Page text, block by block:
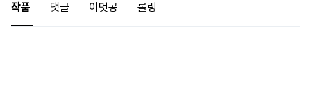
작품 댓글 이멋공 롤링